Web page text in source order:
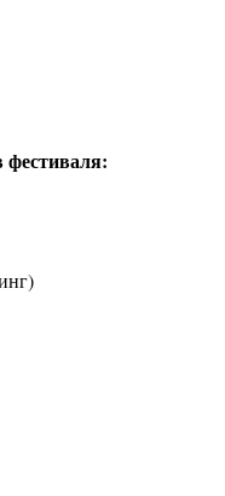
фестиваля: